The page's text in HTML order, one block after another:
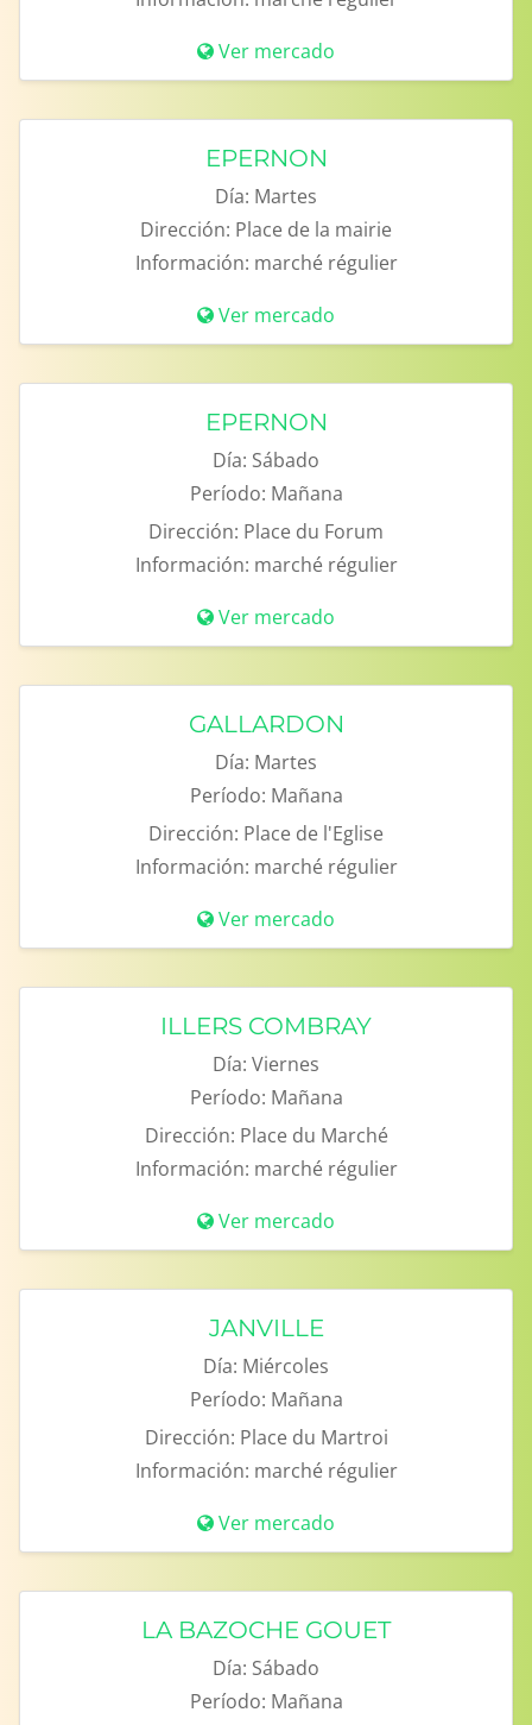
Ver mercado
EPERNON
Día: Martes
Dirección: Place de la mairie
Información: marché régulier
Ver mercado
EPERNON
Día: Sábado
Período: Mañana
Dirección: Place du Forum
Información: marché régulier
Ver mercado
GALLARDON
Día: Martes
Período: Mañana
Dirección: Place de l'Eglise
Información: marché régulier
Ver mercado
ILLERS COMBRAY
Día: Viernes
Período: Mañana
Dirección: Place du Marché
Información: marché régulier
Ver mercado
JANVILLE
Día: Miércoles
Período: Mañana
Dirección: Place du Martroi
Información: marché régulier
Ver mercado
LA BAZOCHE GOUET
Día: Sábado
Período: Mañana